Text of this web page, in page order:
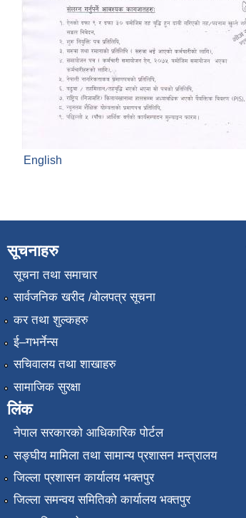
English
सूचनाहरु
सूचना तथा समाचार
सार्वजनिक खरीद /बोलपत्र सूचना
कर तथा शुल्कहरु
ई–गभर्नेन्स
सचिवालय तथा शाखाहरु
सामाजिक सुरक्षा
लिंक
नेपाल सरकारको आधिकारिक पोर्टल
सङ्‍घीय मामिला तथा सामान्य प्रशासन मन्त्रालय
जिल्ला प्रशासन कार्यालय भक्तपुर
जिल्ला समन्वय समितिको कार्यालय भक्तपुर